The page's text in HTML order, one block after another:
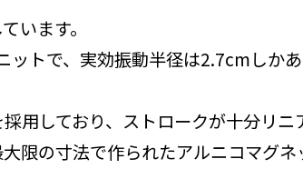
います。
ットで、実効振動半径は2.7cmしか
用しており、ストロークが十分リニ
限の寸法で作られたアルニコマグネ